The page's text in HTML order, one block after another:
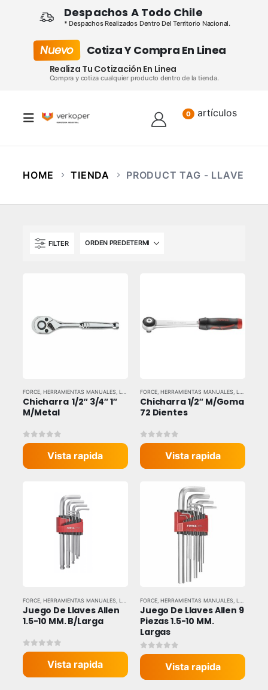
Despachos A Todo Chile
* Despachos Realizados Dentro Del Territorio Nacional.
Nuevo Cotiza Y Compra En Linea
Realiza Tu Cotización En Linea
Compra y cotiza cualquier producto dentro de la tienda.
0 artículos
HOME TIENDA PRODUCT TAG - LLAVE
FILTER
FORCE, HERRAMIENTAS MANUALES LLAVES Y DADOS
Chicharra  1/2″ 3/4″ 1″
M/Metal
0out of 5
Vista rapida
FORCE HERRAMIENTAS MANUALES LLAVES Y DADOS
Chicharra 1/2″ M/Goma
72 Dientes
0out of 5
Vista rapida
FORCE, HERRAMIENTAS MANUALES LLAVES Y DADOS
Juego De Llaves Allen
1.5-10 MM. B/Larga
0out of 5
Vista rapida
FORCE HERRAMIENTAS MANUALES LLAVES Y DADOS
Juego De Llaves Allen 9
Piezas 1.5-10 MM.
Largas
0out of 5
Vista rapida